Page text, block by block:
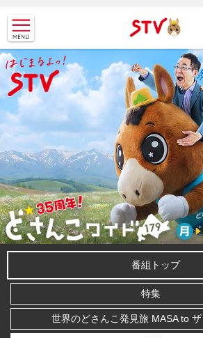
ＳＴＶ札
幌テレ
番組トップ
特集
世界のどさんこ発見旅 MASA to